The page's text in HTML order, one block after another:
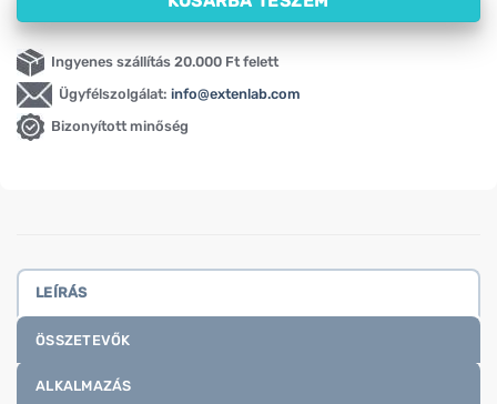
Ingyenes szállítás 20.000 Ft felett
Ügyfélszolgálat: info@extenlab.com
Bizonyított minőség
LEÍRÁS
ÖSSZETEVŐK
ALKALMAZÁS